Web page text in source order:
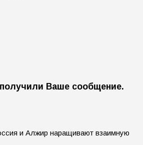
Ваше сообщение.